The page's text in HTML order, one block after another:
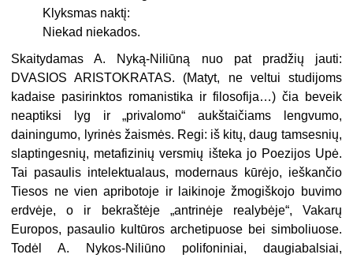
Klyksmas naktį:
Niekad niekados.
Skaitydamas A. Nyką-Niliūną nuo pat pradžių jauti:
DVASIOS ARISTOKRATAS. (Matyt, ne veltui studijoms
kadaise pasirinktos romanistika ir filosofija…) čia beveik
neaptiksi lyg ir „privalomo“ aukštaičiams lengvumo,
dainingumo, lyrinės žaismės. Regi: iš kitų, daug tamsesnių,
slaptingesnių, metafizinių versmių išteka jo Poezijos Upė.
Tai pasaulis intelektualaus, modernaus kūrėjo, ieškančio
Tiesos ne vien apribotoje ir laikinoje žmogiškojo buvimo
erdvėje, o ir bekraštėje „antrinėje realybėje“, Vakarų
Europos, pasaulio kultūros archetipuose bei simboliuose.
Todėl A. Nykos-Niliūno polifoniniai, daugiabalsiai,